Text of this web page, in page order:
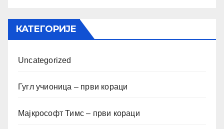
КАТЕГОРИЈЕ
Uncategorized
Гугл учионица – први кораци
Мајкрософт Тимс – први кораци